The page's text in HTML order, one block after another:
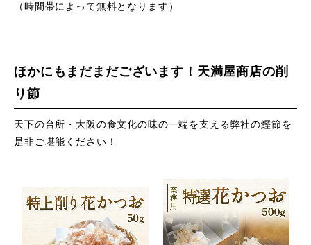
（時間帯によって無料となります）
ほかにもまだまだございます！天満屋商店の削
り節
天下の台所・大阪の食文化の味の一端を支える弊社の鰹節を
是非ご堪能ください！